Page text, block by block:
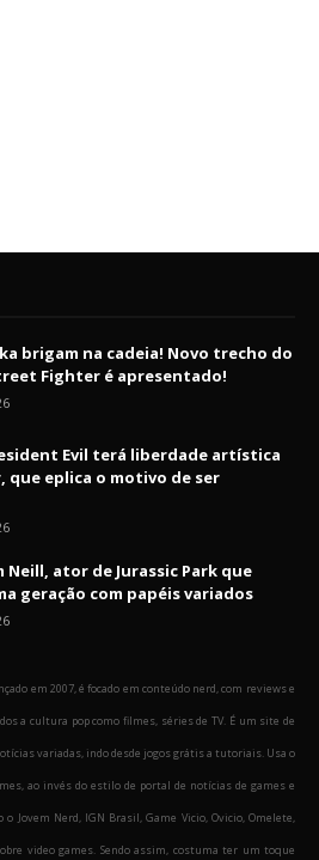
brigam na cadeia! Novo trecho do
Fighter é apresentado!
Evil terá liberdade artística
que eplica o motivo de ser
Neill, ator de Jurassic Park que
geração com papéis variados
em 2007, é focado em conteúdo nerd, com reviews e
a cultura pop como filmes, séries de TV. É um site de
variadas, indo desde jogos grátis a tutoriais. Usa o
ao invés do estilo de portal de notícias de games e
Jovem Nerd, IGN Brasil, Game Vicio, Ovicio, Omelete,
video games. Sendo assim, costuma ter um toque